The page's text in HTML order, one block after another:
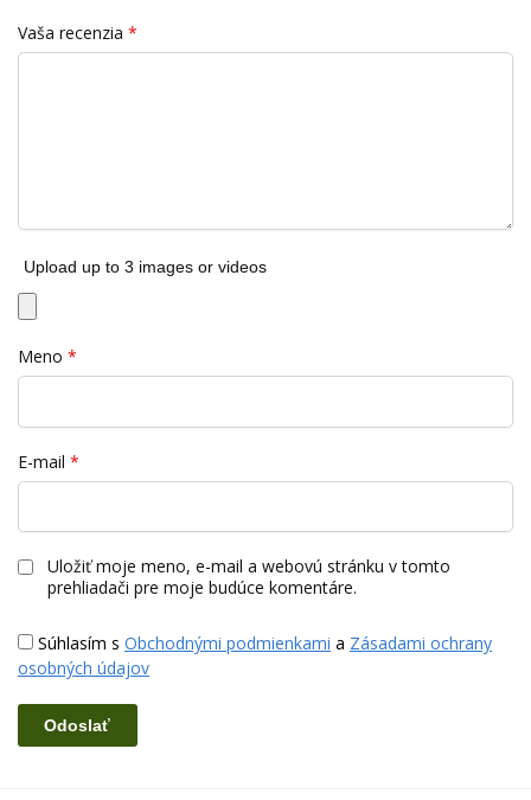
Vaša recenzia *
Upload up to 3 images or videos
Meno *
E-mail *
Uložiť moje meno, e-mail a webovú stránku v tomto
prehliadači pre moje budúce komentáre.
Súhlasím s Obchodnými podmienkami a Zásadami ochrany
osobných údajov